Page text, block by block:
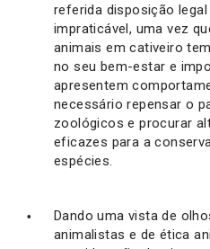
referida disposição
impraticável, uma vez
animais em cativeiro
no seu bem-estar e
apresentem
necessário repensar o
zoológicos e procurar
eficazes para a
espécies.
Dando uma vista de
animalistas e de ética